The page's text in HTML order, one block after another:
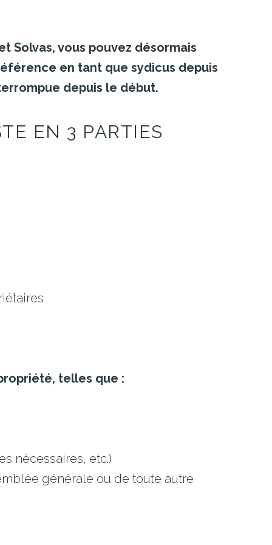
Solvas, vous pouvez désormais
en tant que sydicus depuis
depuis le début.
EN 3 PARTIES
telles que :
nécessaires, etc.)
générale ou de toute autre